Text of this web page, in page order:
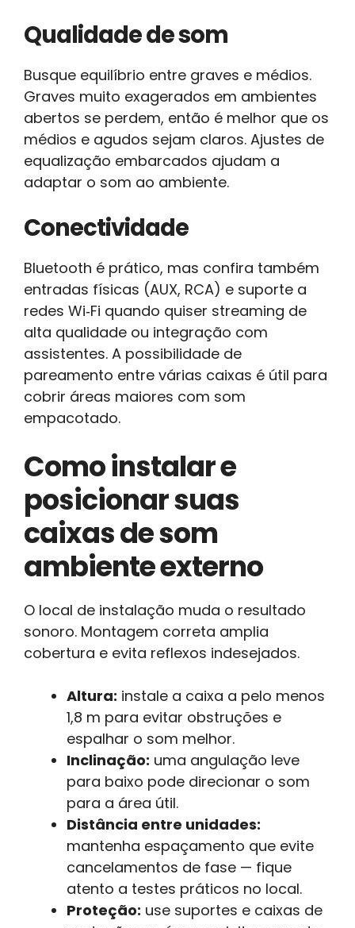
Qualidade de som
Busque equilíbrio entre graves e médios.
Graves muito exagerados em ambientes
abertos se perdem, então é melhor que os
médios e agudos sejam claros. Ajustes de
equalização embarcados ajudam a
adaptar o som ao ambiente.
Conectividade
Bluetooth é prático, mas confira também
entradas físicas (AUX, RCA) e suporte a
redes Wi‑Fi quando quiser streaming de
alta qualidade ou integração com
assistentes. A possibilidade de
pareamento entre várias caixas é útil para
cobrir áreas maiores com som
empacotado.
Como instalar e
posicionar suas
caixas de som
ambiente externo
O local de instalação muda o resultado
sonoro. Montagem correta amplia
cobertura e evita reflexos indesejados.
Altura: instale a caixa a pelo menos
1,8 m para evitar obstruções e
espalhar o som melhor.
Inclinação: uma angulação leve
para baixo pode direcionar o som
para a área útil.
Distância entre unidades:
mantenha espaçamento que evite
cancelamentos de fase — fique
atento a testes práticos no local.
Proteção: use suportes e caixas de